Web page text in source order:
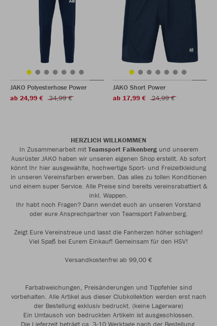
JAKO Polyesterhose Power
ab 24,99 €
34,99 €
JAKO Short Power
ab 17,99 €
24,99 €
HERZLICH WILLKOMMEN
In Zusammenarbeit mit Teamsport Falkenbergund unserem
Ausrüster JAKO haben wir unseren eigenen Shop erstellt. Ab sofort
könnt Ihr hier ausgewählte, hochwertige Sport- und Freizeitkleidung
in unseren Vereinsfarben erwerben. Das alles zu tollen Konditionen
und einem super Service. Alle Preise sind bereits vereinsrabattiert &
inkl. Wappen.
Ihr habt noch Fragen? Dann wendet euch an unseren Vorstand
oder eure Ansprechpartner von Teamsport Falkenberg.
Zeigt Eure Vereinstreue und lasst die Fanherzen höher schlagen!
Viel Spaß bei Eurem Einkauf! Gemeinsam für den HSV!
Versandkostenfrei ab 99,00 €
Farbabweichungen, Preisänderungen und Tippfehler sind
vorbehalten. Alle Artikel aus dieser Clubkollektion werden erst nach
der Bestellung exklusiv bedruckt. (keine Lagerware)
Ein Umtausch von bedruckten Artikeln ist ausgeschlossen.
Die Lieferzeit beträgt ca. 3-10 Werktage nach der Bestellung.